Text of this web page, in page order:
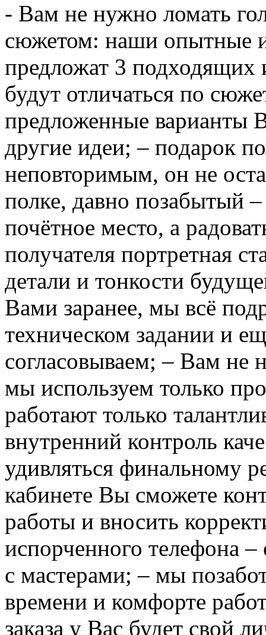
- Вам не нужно ломать
сюжетом: наши опытные
предложат 3
будут отличаться по
предложенные варианты
другие идеи; – подарок
неповторимым, он не
полке, давно позабытый
почётное место, а
получателя портретная
детали и тонкости
Вами заранее, мы всё
техническом задании и
согласовываем; – Вам не
мы используем только
работают только
внутренний контроль
удивляться финальному
кабинете Вы сможете
работы и вносить
испорченного телефона
с мастерами; – мы
времени и комфорте
заказа у Вас будет свой